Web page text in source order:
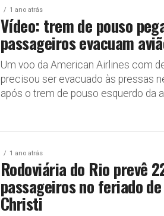
1 ano atrás
Vídeo: trem de pouso
passageiros evacuam
Um voo da American Airlines com
precisou ser evacuado às pressas
após o trem de pouso esquerdo da
1 ano atrás
Rodoviária do Rio prevê
passageiros no feriado
Christi